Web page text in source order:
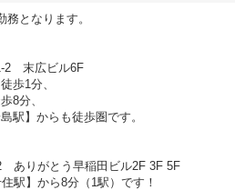
となります。
2 末広ビル6F
歩1分、
8分、
駅】からも徒歩圏です。
ありがとう早稲田ビル2F 3F 5F
駅】から8分（1駅）です！